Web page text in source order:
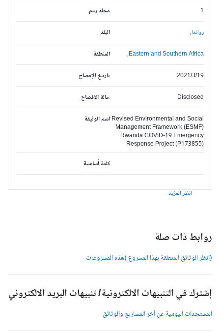
مجلد رقم
البلد رواندا,
المنطقة Eastern and Southern Africa,
تاريخ الإفصاح 2021/3/19
حالة الافصاح Disclosed
اسم الوثيقةRevised Environmental and Social
Management Framework (ESMF)
Rwanda COVID-19 Emergency
Response Project (P173855)
كلمة أساسية
انظر المزيد
روابط ذات صلة
(انظر الوثائق المتعلقة بهذا المشروع (هذه المشروعات
إشترك في التنبيهات الالكترونية/ تنبيهات البريد الالكتروني
المستجدات اليومية عن آخر المشاريع والوثائق